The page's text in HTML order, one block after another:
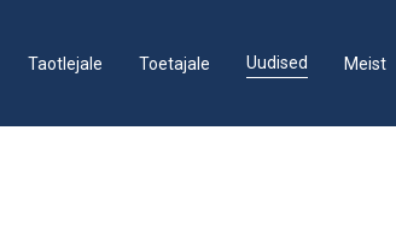
Taotlejale Toetajale Uudised Meist